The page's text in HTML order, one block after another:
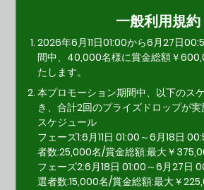
一般利用規約
2026年6月11日01:00から6月27日
間中、40,000名様に賞金総額￥
たします。
本プロモーション期間中、以下のス
き、合計2回のプライズドロップが実
スケジュール
フェーズ1:6月11日 01:00～6月18日
者数:25,000名/賞金総額:最大￥
フェーズ2:6月18日 01:00～6月27日
選者数:15,000名/賞金総額:最大￥